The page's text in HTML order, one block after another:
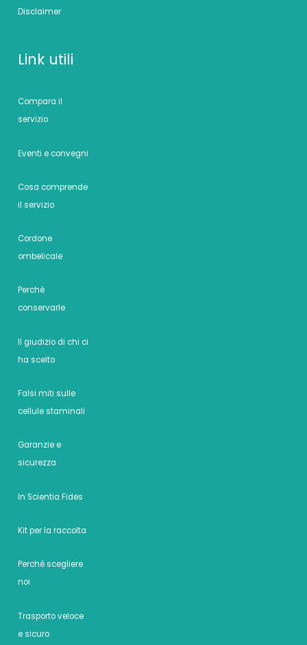
Disclaimer
Link utili
Compara il
servizio
Eventi e convegni
Cosa comprende
il servizio
Cordone
ombelicale
Perchè
conservarle
Il giudizio di chi ci
ha scelto
Falsi miti sulle
cellule staminali
Garanzie e
sicurezza
In Scientia Fides
Kit per la raccolta
Perché scegliere
noi
Trasporto veloce
e sicuro